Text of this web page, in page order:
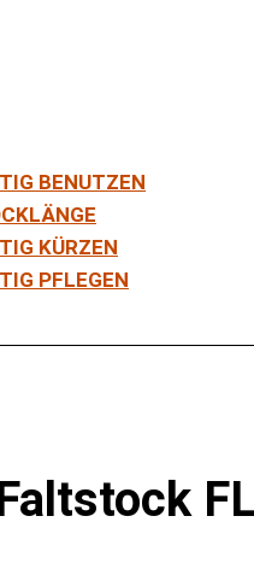
BENUTZEN
KÜRZEN
PFLEGEN